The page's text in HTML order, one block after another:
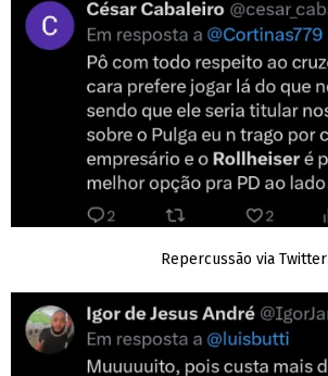
Repercussão via Twitter